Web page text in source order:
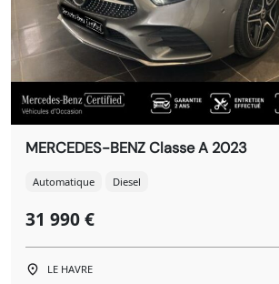
MERCEDES-BENZ Classe A 2023
Automatique Diesel
31 990 €
LE HAVRE